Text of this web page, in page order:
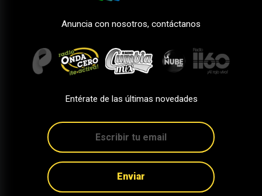
Anuncia con nosotros, contáctanos
Entérate de las últimas novedades
Enviar